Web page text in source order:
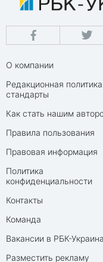
О компании
Редакционная
стандарты
Как стать нашим
Правила пользования
Правовая информация
Политика
конфиденциальности
Контакты
Команда
Вакансии в РБК-Украина
Разместить рекламу